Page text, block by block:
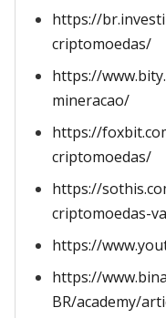
https://
criptomoedas/
https://
mineracao/
https://
criptomoedas/
https://
criptomoedas-
https://
https://
BR/academy/